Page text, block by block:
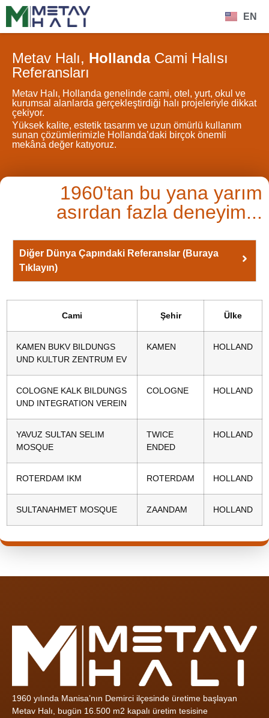
EN
Metav Halı, Hollanda Cami Halısı
Referansları
Metav Halı, Hollanda genelinde cami, otel, yurt, okul ve
kurumsal alanlarda gerçekleştirdiği halı projeleriyle dikkat
çekiyor.
Yüksek kalite, estetik tasarım ve uzun ömürlü kullanım
sunan çözümlerimizle Hollanda’daki birçok önemli
mekâna değer katıyoruz.
1960'tan bu yana yarım
asırdan fazla deneyim...
Diğer Dünya Çapındaki Referanslar (Buraya
Tıklayın)
Cami Şehir Ülke
KAMEN BUKV BILDUNGS
UND KULTUR ZENTRUM EV
KAMEN HOLLAND
COLOGNE KALK BILDUNGS
UND INTEGRATION VEREIN
COLOGNE HOLLAND
YAVUZ SULTAN SELIM
MOSQUE
TWICE
ENDED
HOLLAND
ROTERDAM IKM ROTERDAM HOLLAND
SULTANAHMET MOSQUE ZAANDAM HOLLAND
1960 yılında Manisa’nın Demirci ilçesinde üretime başlayan
Metav Halı, bugün 16.500 m2 kapalı üretim tesisine